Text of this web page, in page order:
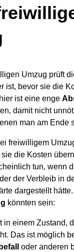
Umzug prüft
ist, bevor sie die
ist eine enge
damit nicht
man am Ende
freiwilligem
die Kosten
tun, wenn
der Verbleib in
dargestellt hätte.
könnten sein:
in einem Zustand,
Das ist möglich
oder anderen